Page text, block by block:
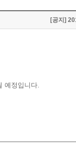
[공지]
예정입니다.